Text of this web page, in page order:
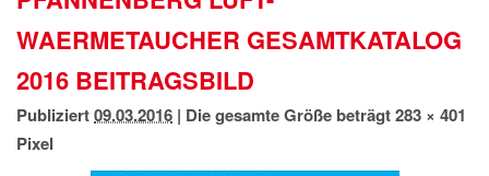
KONTAKT
ANFAHRT
IMPRESSUM
DATENSCHUTZ
WAERMETAUCHER GESAMTKATALOG
2016 BEITRAGSBILD
Publiziert09.03.2016 | Die gesamte Größe beträgt283 × 401
Pixel